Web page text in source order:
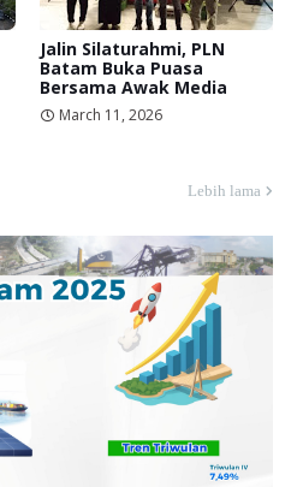
Jalin Silaturahmi, PLN
Batam Buka Puasa
Bersama Awak Media
March 11, 2026
Lebih lama